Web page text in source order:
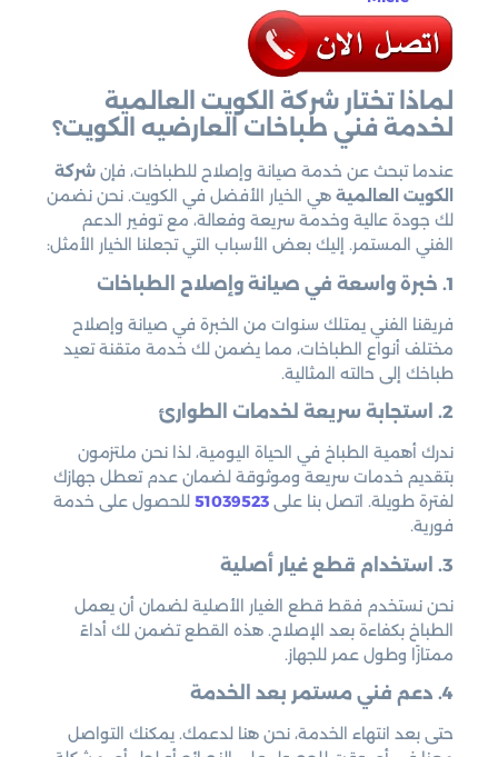
لماذا تختار شركة الكويت العالمية
لخدمة فني طباخات العارضيه الكويت؟
عندما تبحث عن خدمة صيانة وإصلاح للطباخات، فإن شركة
الكويت العالمية هي الخيار الأفضل في الكويت. نحن نضمن
لك جودة عالية وخدمة سريعة وفعالة، مع توفير الدعم
الفني المستمر. إليك بعض الأسباب التي تجعلنا الخيار الأمثل:
1. خبرة واسعة في صيانة وإصلاح الطباخات
فريقنا الفني يمتلك سنوات من الخبرة في صيانة وإصلاح
مختلف أنواع الطباخات، مما يضمن لك خدمة متقنة تعيد
طباخك إلى حالته المثالية.
2. استجابة سريعة لخدمات الطوارئ
ندرك أهمية الطباخ في الحياة اليومية، لذا نحن ملتزمون
بتقديم خدمات سريعة وموثوقة لضمان عدم تعطل جهازك
لفترة طويلة. اتصل بنا على 51039523 للحصول على خدمة
فورية.
3. استخدام قطع غيار أصلية
نحن نستخدم فقط قطع الغيار الأصلية لضمان أن يعمل
الطباخ بكفاءة بعد الإصلاح. هذه القطع تضمن لك أداءً
ممتازًا وطول عمر للجهاز.
4. دعم فني مستمر بعد الخدمة
حتى بعد انتهاء الخدمة، نحن هنا لدعمك. يمكنك التواصل